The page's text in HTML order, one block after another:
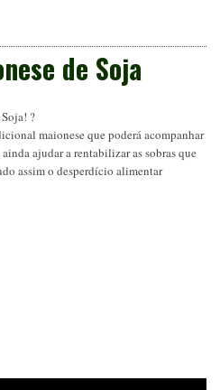
de Soja
?
maionese que poderá acompanhar
ajudar a rentabilizar as sobras que
assim o desperdício alimentar